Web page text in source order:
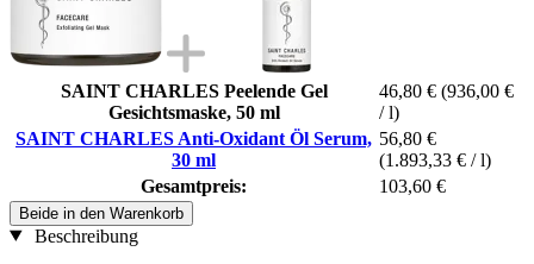
SAINT CHARLES Peelende Gel
Gesichtsmaske, 50 ml
46,80 € (936,00 €
/ l)
SAINT CHARLES Anti-Oxidant Öl Serum,
30 ml
56,80 €
(1.893,33 € / l)
Gesamtpreis:
103,60 €
Beide in den Warenkorb
Beschreibung